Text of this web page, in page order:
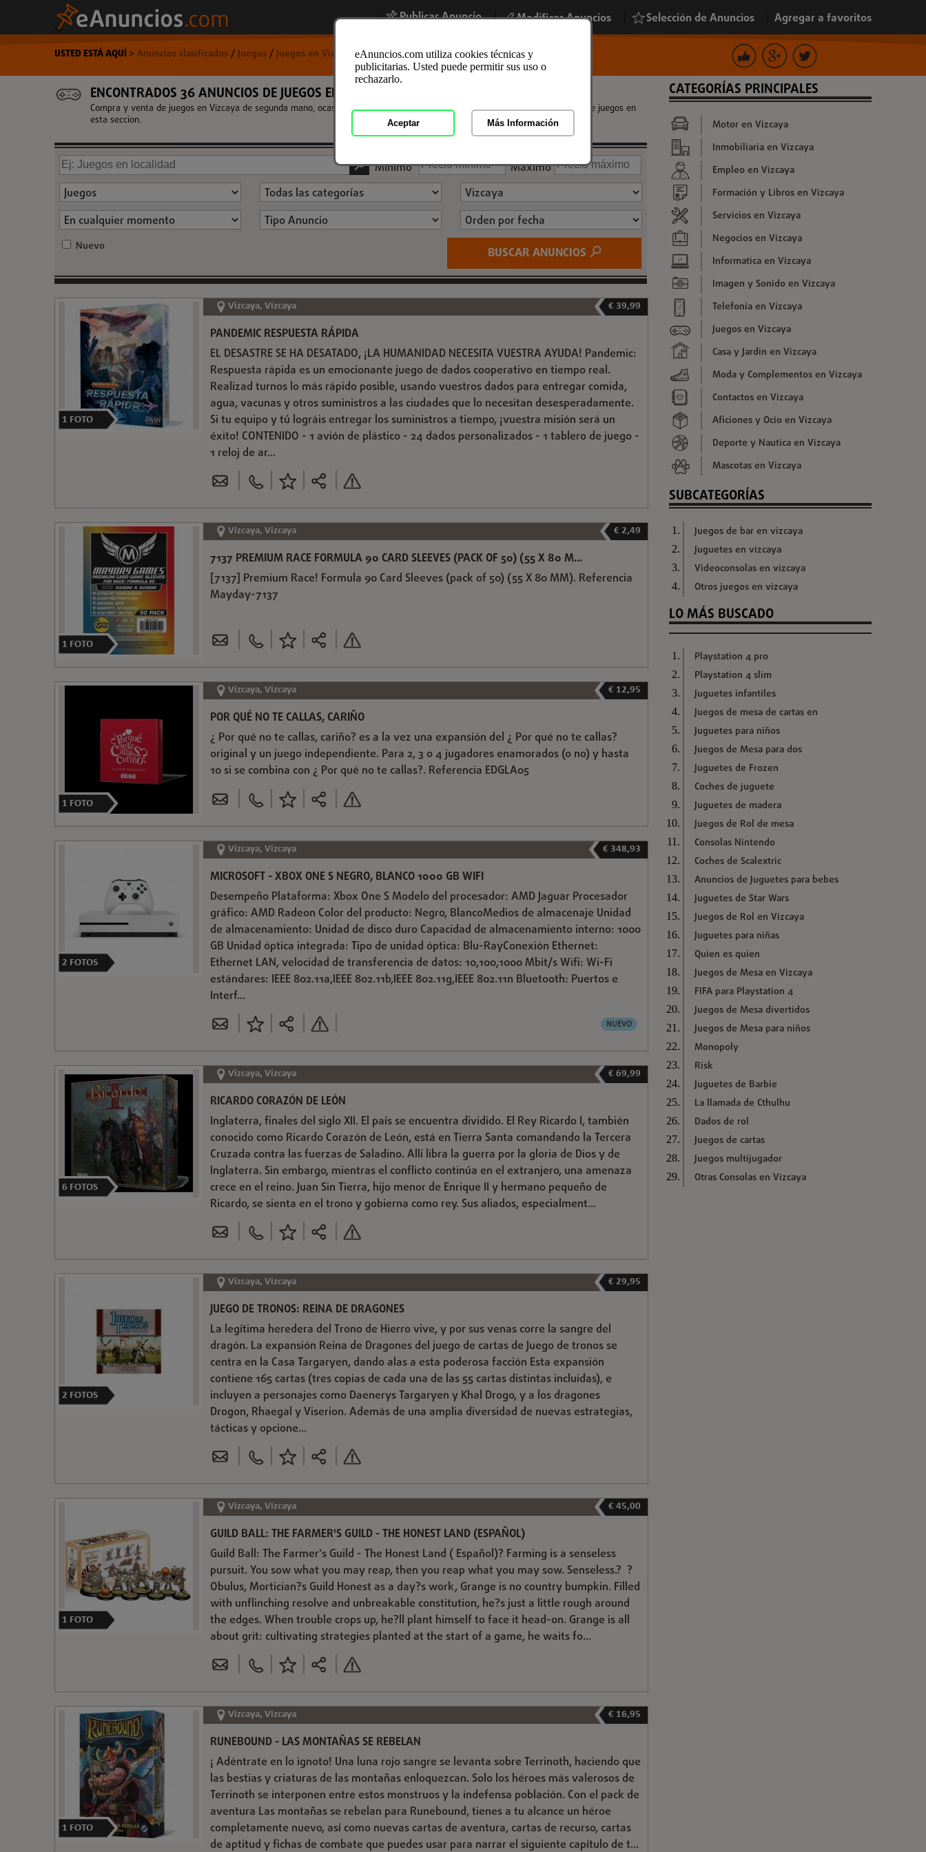
| Publicar Anuncio | Modificar Anuncios Selección de Anuncios Agregar a favoritos
USTED ESTÁ AQUÍ> Anuncios clasificados/Juegos/Juegos en Vizcaya
ENCONTRADOS 36 ANUNCIOS DE JUEGOS EN VIZCAYA DE SEGUNDA MANO
Compra y venta de juegos en Vizcaya de segunda mano, ocasion y nuevos a los mejores precios. Encuentra la mayor oferta de juegos en
esta seccion.
Mínimo Máximo
Nuevo BUSCAR ANUNCIOS
Vizcaya, Vizcaya € 39,99
PANDEMIC RESPUESTA RÁPIDA
EL DESASTRE SE HA DESATADO, ¡LA HUMANIDAD NECESITA VUESTRA AYUDA! Pandemic:
Respuesta rápida es un emocionante juego de dados cooperativo en tiempo real.
Realizad turnos lo más rápido posible, usando vuestros dados para entregar comida,
agua, vacunas y otros suministros a las ciudades que lo necesitan desesperadamente.
Si tu equipo y tú lográis entregar los suministros a tiempo, ¡vuestra misión será un
éxito! CONTENIDO - 1 avión de plástico - 24 dados personalizados - 1 tablero de juego -
1 reloj de ar...
1 FOTO
Vizcaya, Vizcaya € 2,49
7137 PREMIUM RACE FORMULA 90 CARD SLEEVES (PACK OF 50) (55 X 80 M...
[7137] Premium Race! Formula 90 Card Sleeves (pack of 50) (55 X 80 MM). Referencia
Mayday-7137
1 FOTO
Vizcaya, Vizcaya € 12,95
POR QUÉ NO TE CALLAS, CARIÑO
¿ Por qué no te callas, cariño? es a la vez una expansión del ¿ Por qué no te callas?
original y un juego independiente. Para 2, 3 o 4 jugadores enamorados (o no) y hasta
10 si se combina con ¿ Por qué no te callas?. Referencia EDGLA05
1 FOTO
Vizcaya, Vizcaya € 348,93
MICROSOFT - XBOX ONE S NEGRO, BLANCO 1000 GB WIFI
Desempeño Plataforma: Xbox One S Modelo del procesador: AMD Jaguar Procesador
gráfico: AMD Radeon Color del producto: Negro, BlancoMedios de almacenaje Unidad
de almacenamiento: Unidad de disco duro Capacidad de almacenamiento interno: 1000
GB Unidad óptica integrada: Tipo de unidad óptica: Blu-RayConexión Ethernet:
Ethernet LAN, velocidad de transferencia de datos: 10,100,1000 Mbit/s Wifi: Wi-Fi
estándares: IEEE 802.11a,IEEE 802.11b,IEEE 802.11g,IEEE 802.11n Bluetooth: Puertos e
Interf...
NUEVO
2 FOTOS
Vizcaya, Vizcaya € 69,99
RICARDO CORAZÓN DE LEÓN
Inglaterra, finales del siglo XII. El país se encuentra dividido. El Rey Ricardo I, también
conocido como Ricardo Corazón de León, está en Tierra Santa comandando la Tercera
Cruzada contra las fuerzas de Saladino. Allí libra la guerra por la gloria de Dios y de
Inglaterra. Sin embargo, mientras el conflicto continúa en el extranjero, una amenaza
crece en el reino. Juan Sin Tierra, hijo menor de Enrique II y hermano pequeño de
Ricardo, se sienta en el trono y gobierna como rey. Sus aliados, especialment...
6 FOTOS
Vizcaya, Vizcaya € 29,95
JUEGO DE TRONOS: REINA DE DRAGONES
La legítima heredera del Trono de Hierro vive, y por sus venas corre la sangre del
dragón. La expansión Reina de Dragones del juego de cartas de Juego de tronos se
centra en la Casa Targaryen, dando alas a esta poderosa facción Esta expansión
contiene 165 cartas (tres copias de cada una de las 55 cartas distintas incluidas), e
incluyen a personajes como Daenerys Targaryen y Khal Drogo, y a los dragones
Drogon, Rhaegal y Viserion. Además de una amplia diversidad de nuevas estrategias,
tácticas y opcione...
2 FOTOS
Vizcaya, Vizcaya € 45,00
GUILD BALL: THE FARMER'S GUILD - THE HONEST LAND (ESPAÑOL)
Guild Ball: The Farmer's Guild - The Honest Land ( Español)? Farming is a senseless
pursuit. You sow what you may reap, then you reap what you may sow. Senseless.? ?
Obulus, Mortician?s Guild Honest as a day?s work, Grange is no country bumpkin. Filled
with unflinching resolve and unbreakable constitution, he?s just a little rough around
the edges. When trouble crops up, he?ll plant himself to face it head-on. Grange is all
about grit: cultivating strategies planted at the start of a game, he waits fo...
1 FOTO
Vizcaya, Vizcaya € 16,95
RUNEBOUND - LAS MONTAÑAS SE REBELAN
¡ Adéntrate en lo ignoto! Una luna rojo sangre se levanta sobre Terrinoth, haciendo que
las bestias y criaturas de las montañas enloquezcan. Solo los héroes más valerosos de
Terrinoth se interponen entre estos monstruos y la indefensa población. Con el pack de
aventura Las montañas se rebelan para Runebound, tienes a tu alcance un héroe
completamente nuevo, así como nuevas cartas de aventura, cartas de recurso, cartas
de aptitud y fichas de combate que puedes usar para narrar el siguiente capítulo de t...
1 FOTO
CATEGORÍAS PRINCIPALES
Motor en Vizcaya
Inmobiliaria en Vizcaya
Empleo en Vizcaya
Formación y Libros en Vizcaya
Servicios en Vizcaya
Negocios en Vizcaya
Informatica en Vizcaya
Imagen y Sonido en Vizcaya
Telefonía en Vizcaya
Juegos en Vizcaya
Casa y Jardin en Vizcaya
Moda y Complementos en Vizcaya
Contactos en Vizcaya
Aficiones y Ocio en Vizcaya
Deporte y Nautica en Vizcaya
Mascotas en Vizcaya
SUBCATEGORÍAS
Juegos de bar en vizcaya
Juguetes en vizcaya
Videoconsolas en vizcaya
Otros juegos en vizcaya
LO MÁS BUSCADO
Playstation 4 pro
Playstation 4 slim
Juguetes infantiles
Juegos de mesa de cartas en
Juguetes para niños
Juegos de Mesa para dos
Juguetes de Frozen
Coches de juguete
Juguetes de madera
Juegos de Rol de mesa
Consolas Nintendo
Coches de Scalextric
Anuncios de Juguetes para bebes
Juguetes de Star Wars
Juegos de Rol en Vizcaya
Juguetes para niñas
Quien es quien
Juegos de Mesa en Vizcaya
FIFA para Playstation 4
Juegos de Mesa divertidos
Juegos de Mesa para niños
Monopoly
Risk
Juguetes de Barbie
La llamada de Cthulhu
Dados de rol
Juegos de cartas
Juegos multijugador
Otras Consolas en Vizcaya
eAnuncios.com utiliza cookies técnicas y
publicitarias. Usted puede permitir sus uso o
rechazarlo.
Aceptar Más Información